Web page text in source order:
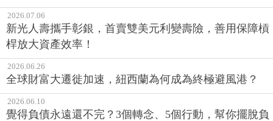
2026.07.06
新光人壽攜手彰銀，首賣雙美元利變壽險，善用保障槓
桿放大資產效率！
2026.06.26
全球財富大遷徙加速，紐西蘭為何成為終極避風港？
2026.06.10
覺得負債永遠還不完？3個轉念、5個行動，幫你擺脫負